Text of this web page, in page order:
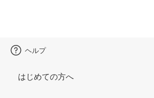
ヘルプ
はじめての方へ